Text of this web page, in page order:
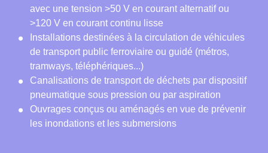
avec une tension >50 V en courant alternatif ou
>120 V en courant continu lisse
Installations destinées à la circulation de véhicules
de transport public ferroviaire ou guidé (métros,
tramways, téléphériques...)
Canalisations de transport de déchets par dispositif
pneumatique sous pression ou par aspiration
Ouvrages conçus ou aménagés en vue de prévenir
les inondations et les submersions